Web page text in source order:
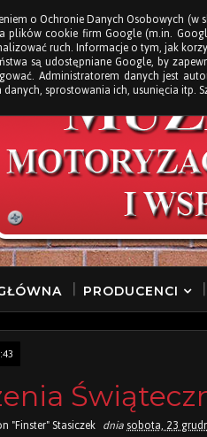
PRODUCENCI
"Finster" Stasiczek dniasobota, 23
o Ochronie Danych Osobowych
plików cookie firm Google (m.in.
ruch. Informacje o tym, jak
są udostępniane Google, by
Administratorem danych jest
sprostowania ich, usunięcia itp.